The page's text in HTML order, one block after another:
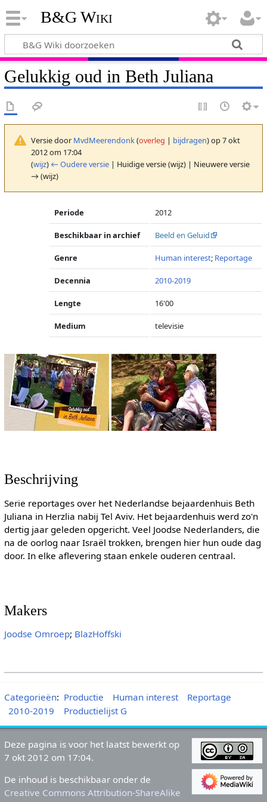
B&G Wiki
Gelukkig oud in Beth Juliana
Versie door MvdMeerendonk(overleg | bijdragen)op 7 okt
2012 om 17:04
(wijz) ← Oudere versie| Huidige versie (wijz) | Nieuwere versie
→ (wijz)
Periode 2012
Beschikbaar in archief Beeld en Geluid
Genre Human interest; Reportage
Decennia 2010-2019
Lengte 16'00
Medium televisie
Beschrijving
Serie reportages over het Nederlandse bejaardenhuis Beth
Juliana in Herzlia nabij Tel Aviv. Het bejaardenhuis werd zo'n
dertig jaar geleden opgericht. Veel Joodse Nederlanders, die
na de oorlog naar Israël trokken, brengen hier hun oude dag
door. In elke aflevering staan enkele ouderen centraal.
Makers
Joodse Omroep; BlazHoffski
Categorieën: Productie Human interest
Reportage
2010-2019
Productielijst G
Deze pagina is voor het laatst bewerkt op
7 okt 2012 om 17:04.
De inhoud is beschikbaar onder de
Creative Commons Attribution-ShareAlike